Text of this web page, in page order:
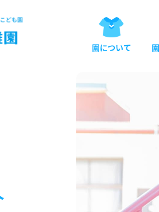
園について